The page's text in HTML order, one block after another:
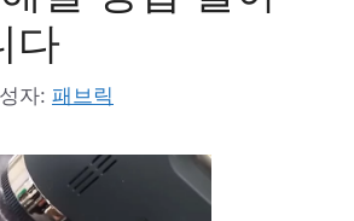
다
자: 패브릭